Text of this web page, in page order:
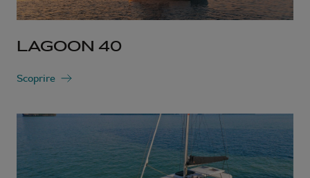
LAGOON 40
Scoprire